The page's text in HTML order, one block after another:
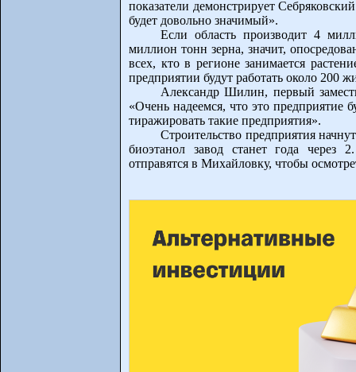
показатели демонстрирует
будет довольно значимый».
Если область производит 4
миллион тонн зерна, значит,
всех, кто в регионе занимается
предприятии будут работать около 200
Александр Шилин, первый
«Очень надеемся, что это предприятие
тиражировать такие предприятия».
Строительство предприятия
биоэтанол завод станет года через
отправятся в Михайловку, чтобы